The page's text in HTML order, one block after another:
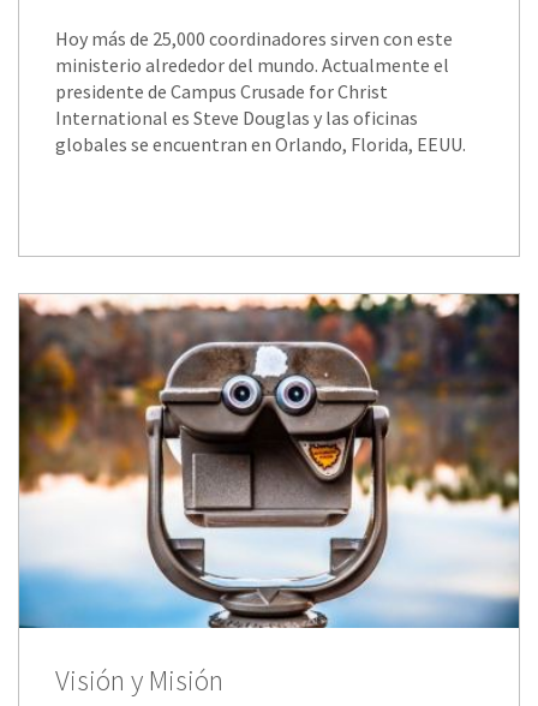
Hoy más de 25,000 coordinadores sirven con este
ministerio alrededor del mundo. Actualmente el
presidente de Campus Crusade for Christ
International es Steve Douglas y las oficinas
globales se encuentran en Orlando, Florida, EEUU.
Visión y Misión